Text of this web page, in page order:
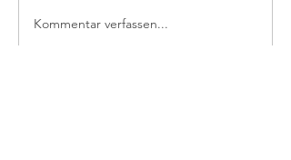
Kommentar verfassen...